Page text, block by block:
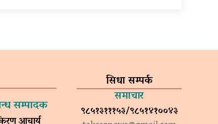
सम्पादक
सिधा सम्पर्क
समाचार
९८५१३१११५३/९८५१४१००४३